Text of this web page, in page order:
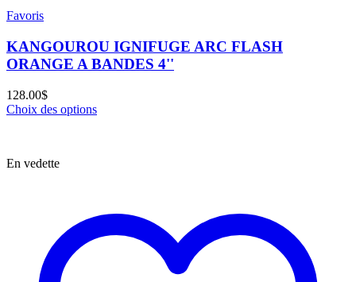
Favoris
KANGOUROU IGNIFUGE ARC FLASH
ORANGE A BANDES 4''
128.00$
Choix des options
En vedette